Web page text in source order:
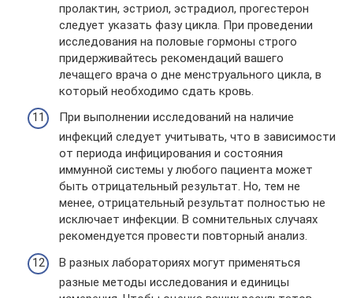
пролактин, эстриол, эстрадиол, прогестерон
следует указать фазу цикла. При проведении
исследования на половые гормоны строго
придерживайтесь рекомендаций вашего
лечащего врача о дне менструального цикла, в
который необходимо сдать кровь.
При выполнении исследований на наличие
инфекций следует учитывать, что в зависимости
от периода инфицирования и состояния
иммунной системы у любого пациента может
быть отрицательный результат. Но, тем не
менее, отрицательный результат полностью не
исключает инфекции. В сомнительных случаях
рекомендуется провести повторный анализ.
В разных лабораториях могут применяться
разные методы исследования и единицы